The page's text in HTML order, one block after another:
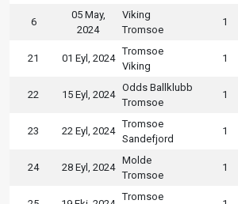
6
05 May,
2024
Viking
Tromsoe
1
21 01 Eyl, 2024
Tromsoe
Viking
1
22 15 Eyl, 2024
Odds Ballklubb
Tromsoe
1
23 22 Eyl, 2024
Tromsoe
Sandefjord
1
24 28 Eyl, 2024
Molde
Tromsoe
1
Tromsoe